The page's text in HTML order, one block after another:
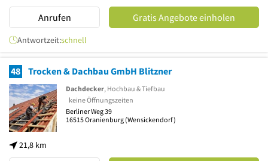
Anrufen Gratis Angebote einholen
Antwortzeit:schnell
48 Trocken & Dachbau GmbH Blitzner
21,8 km
Dachdecker, Hochbau & Tiefbau
keine Öffnungszeiten
Berliner Weg 39
16515Oranienburg (Wensickendorf)